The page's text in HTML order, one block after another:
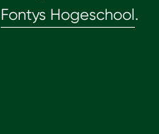
Fontys Hogeschool.